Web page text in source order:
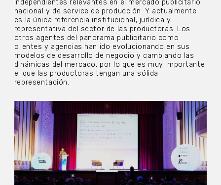
independientes relevantes en el mercado publicitario
nacional y de service de producción. Y actualmente
es la única referencia institucional, jurídica y
representativa del sector de las productoras. Los
otros agentes del panorama publicitario como
clientes y agencias han ido evolucionando en sus
modelos de desarrollo de negocio y cambiando las
dinámicas del mercado, por lo que es muy importante
el que las productoras tengan una sólida
representación.